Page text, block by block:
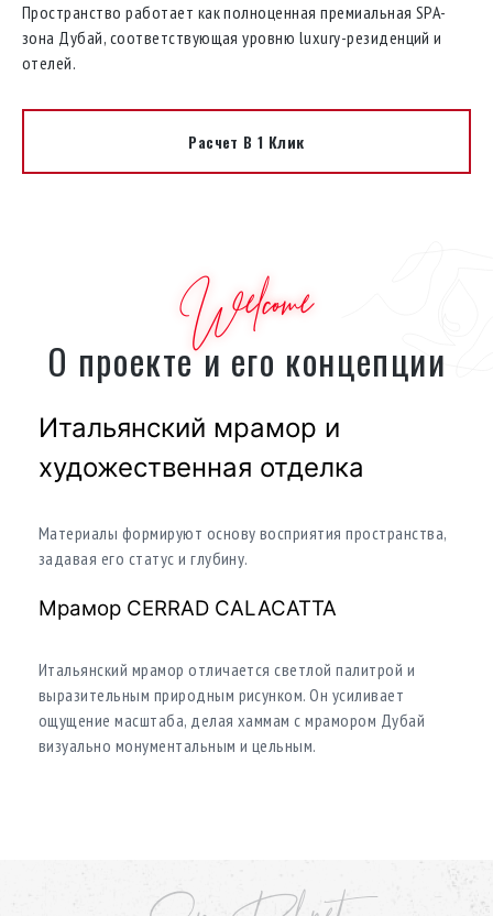
Пространство работает как полноценная премиальная SPA-
зона Дубай, соответствующая уровню luxury-резиденций и
отелей.
Расчет В 1 Клик
Welcome
О проекте и его концепции
Итальянский мрамор и
художественная отделка
Материалы формируют основу восприятия пространства,
задавая его статус и глубину.
Мрамор CERRAD CALACATTA
Итальянский мрамор отличается светлой палитрой и
выразительным природным рисунком. Он усиливает
ощущение масштаба, делая хаммам с мрамором Дубай
визуально монументальным и цельным.
Испанская мозаика и панно ручной работы формируют